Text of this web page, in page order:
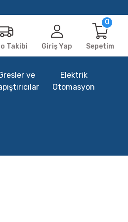
Takibi Giriş Yap Sepetim
0
ve
Elektrik
Otomasyon